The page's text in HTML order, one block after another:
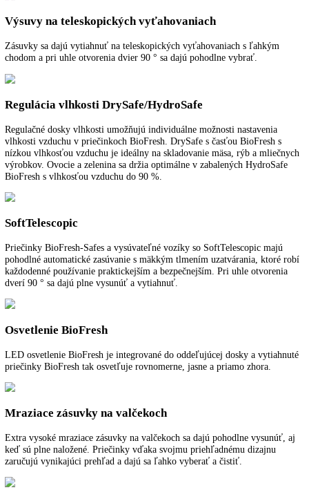
Tlmenie uzatvárania SoftSystem
Tlmenie uzatvárania SoftSystem je pohodlné a presvedčí pri
používaní. SoftSystem integrovaný do dverí tlmí pohyb pri zatváraní
a aj pri plnom naložení zaručuje mimoriadne mäkké zatvorenie. Pri
spotrebičoch pre zabudovanie sa dvere automaticky zatvoria od uhla
otvorenia cca 30 °.
Dóza na maslo
Pekne vytvarovaná dóza na maslo sa dá pohodlne a ľahko otvoriť aj s
jednou rukou. Je odolná voči rozbitiu, vhodná do umývačky riadu a
sa do všetkých odkladacích priestorov Liebherr.
Dotyková elektronika
dodržanie zvolených teplôt v jednotlivých priečinkoch na víno.
ukazovateľ teploty informuje na stupeň presne o nastavených
Jemným kontaktom s dotykovým používateľským rozhraním sa dajú
jednoducho a veľmi pohodlne nastaviť všetky funkcie. Dverový a
poplach informuje o nezrovnalostiach, napr. keď necháte otvorené
Nivelačné koľajničky
Vyššie zariadenia s výklenkom od 140 cm majú dve nivelačné